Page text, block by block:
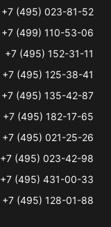
+7 (495) 023-81-52
+7 (499) 110-53-06
+7 (495) 152-31-11
+7 (495) 125-38-41
+7 (495) 135-42-87
+7 (495) 182-17-65
+7 (495) 021-25-26
+7 (495) 023-42-98
+7 (495) 431-00-33
+7 (495) 128-01-88